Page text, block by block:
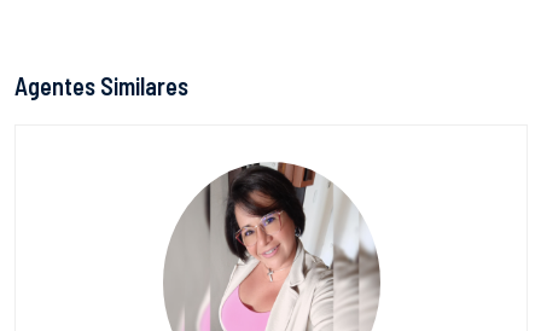
Agentes Similares